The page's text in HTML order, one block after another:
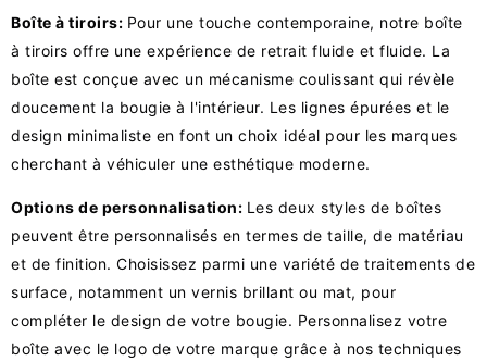
Boîte à tiroirs: Pour une touche contemporaine, notre boîte
à tiroirs offre une expérience de retrait fluide et fluide. La
boîte est conçue avec un mécanisme coulissant qui révèle
doucement la bougie à l'intérieur. Les lignes épurées et le
design minimaliste en font un choix idéal pour les marques
cherchant à véhiculer une esthétique moderne.
Options de personnalisation: Les deux styles de boîtes
peuvent être personnalisés en termes de taille, de matériau
et de finition. Choisissez parmi une variété de traitements de
surface, notamment un vernis brillant ou mat, pour
compléter le design de votre bougie. Personnalisez votre
boîte avec le logo de votre marque grâce à nos techniques